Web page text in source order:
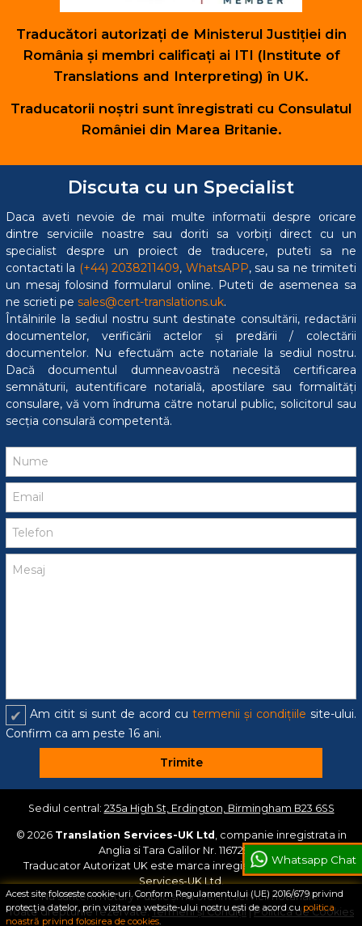
Traducători autorizați de Ministerul Justiției din
România și membri calificați ai ITI (Institute of
Translations and Interpreting) în UK.
Traducatorii noștri sunt înregistrati cu Consulatul
României din Marea Britanie.
Discuta cu un Specialist
Daca aveti nevoie de mai multe informatii despre oricare
dintre serviciile noastre sau doriti sa vorbiți direct cu un
specialist despre un proiect de traducere, puteti sa ne
contactati la (+44) 2038211409, WhatsAPP, sau sa ne trimiteti
un mesaj folosind formularul online. Puteti de asemenea sa
ne scrieti pe sales@cert-translations.uk.
Întâlnirile la sediul nostru sunt destinate consultării, redactării
documentelor, verificării actelor și predării / colectării
documentelor. Nu efectuăm acte notariale la sediul nostru.
Dacă documentul dumneavoastră necesită certificarea
semnăturii, autentificare notarială, apostilare sau formalități
consulare, vă vom îndruma către notarul public, solicitorul sau
secția consulară competentă.
Am citit si sunt de acord cutermenii și condițiile site-ului.
Confirm ca am peste 16 ani.
Trimite
Sediul central: 235a High St, Erdington, Birmingham B23 6SS
© 2026 Translation Services-UK Ltd , companie inregistrata in
Anglia si Tara Galilor Nr. 11672954.
Traducator Autorizat UK este marca inregistrata a Translation
Services-UK Ltd.
Nu suntem Notary Public și nu oferim servicii notariale.
Toate drepturile rezervate.Termeni și Condiții |Politica de Cookies
Whatsapp Chat
Acest site foloseste cookie-uri. Conform Regulamentului (UE) 2016/679 privind
protecția datelor, prin vizitarea website-ului nostru ești de acord cu politica
noastră privind folosirea de cookies.